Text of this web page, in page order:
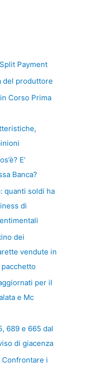
Payment
del produttore
Corso Prima
E’
Banca?
quanti soldi ha
di
dei
vendute in
per il
e Mc
689 e 665 dal
di giacenza
i